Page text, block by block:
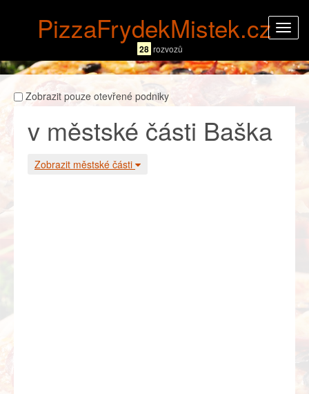
PizzaFrydekMistek.cz
28 rozvozů
Zobrazit pouze otevřené podniky
v městské části Baška
Zobrazit městské části